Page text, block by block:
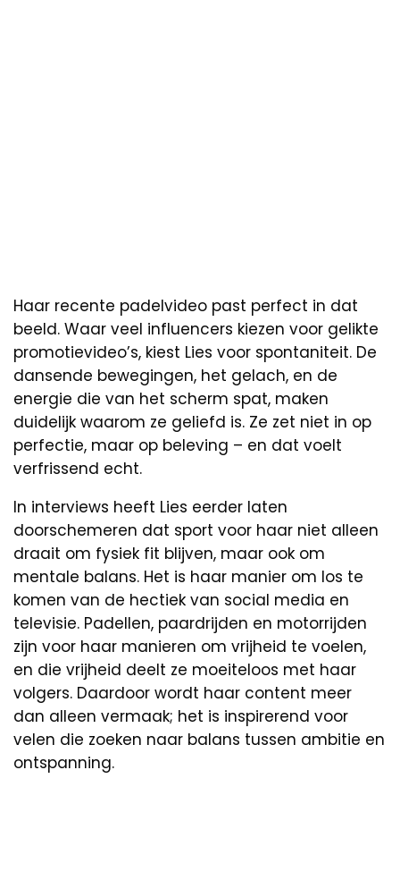
Haar recente padelvideo past perfect in dat
beeld. Waar veel influencers kiezen voor gelikte
promotievideo’s, kiest Lies voor spontaniteit. De
dansende bewegingen, het gelach, en de
energie die van het scherm spat, maken
duidelijk waarom ze geliefd is. Ze zet niet in op
perfectie, maar op beleving – en dat voelt
verfrissend echt.
In interviews heeft Lies eerder laten
doorschemeren dat sport voor haar niet alleen
draait om fysiek fit blijven, maar ook om
mentale balans. Het is haar manier om los te
komen van de hectiek van social media en
televisie. Padellen, paardrijden en motorrijden
zijn voor haar manieren om vrijheid te voelen,
en die vrijheid deelt ze moeiteloos met haar
volgers. Daardoor wordt haar content meer
dan alleen vermaak; het is inspirerend voor
velen die zoeken naar balans tussen ambitie en
ontspanning.